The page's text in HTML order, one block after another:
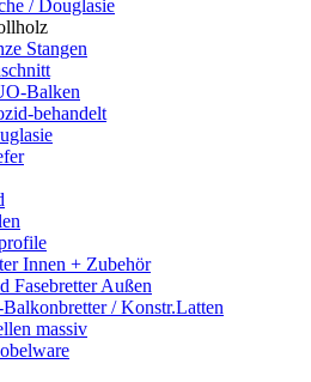
/ Douglasie
Stangen
Balken
behandelt
Innen + Zubehör
Fasebretter Außen
/ Konstr.Latten
massiv